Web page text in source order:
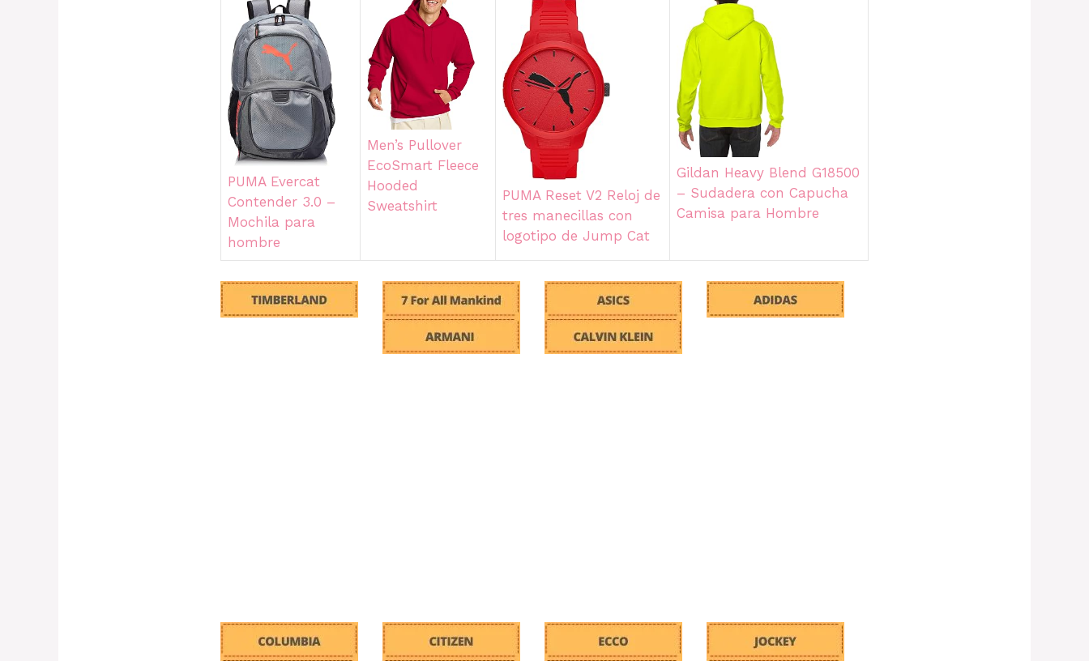
PUMA Evercat
Contender 3.0 –
Mochila para
hombre
Men’s Pullover
EcoSmart Fleece
Hooded
Sweatshirt
PUMA Reset V2 Reloj de
tres manecillas con
logotipo de Jump Cat
Gildan Heavy Blend G18500
– Sudadera con Capucha
Camisa para Hombre